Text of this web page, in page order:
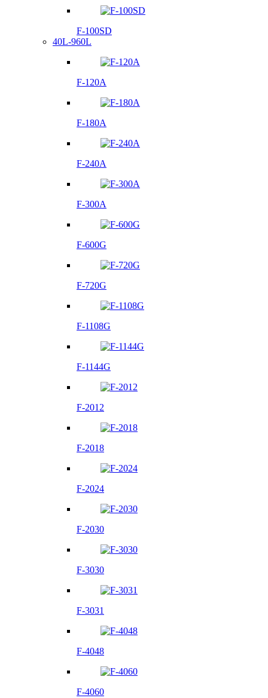
F-100SD
40L-960L
F-120A
F-180A
F-240A
F-300A
F-600G
F-720G
F-1108G
F-1144G
F-2012
F-2018
F-2024
F-2030
F-3030
F-3031
F-4048
F-4060